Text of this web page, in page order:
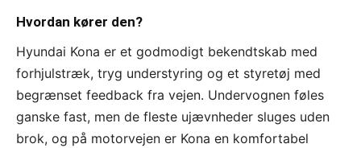
Hvordan kører den?
Hyundai Kona er et godmodigt bekendtskab med
forhjulstræk, tryg understyring og et styretøj med
begrænset feedback fra vejen. Undervognen føles
ganske fast, men de fleste ujævnheder sluges uden
brok, og på motorvejen er Kona en komfortabel